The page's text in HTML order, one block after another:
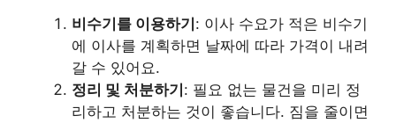
비수기를 이용하기: 이사 수요가 적은 비수기
에 이사를 계획하면 날짜에 따라 가격이 내려
갈 수 있어요.
정리 및 처분하기: 필요 없는 물건을 미리 정
리하고 처분하는 것이 좋습니다. 짐을 줄이면